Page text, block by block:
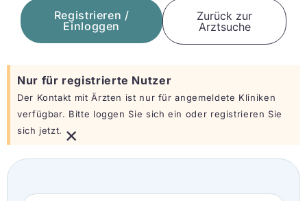
Registrieren /
Einloggen
Zurück zur
Arztsuche
Nur für registrierte Nutzer
Der Kontakt mit Ärzten ist nur für angemeldete Kliniken
verfügbar. Bitte loggen Sie sich ein oder registrieren Sie
sich jetzt. ×